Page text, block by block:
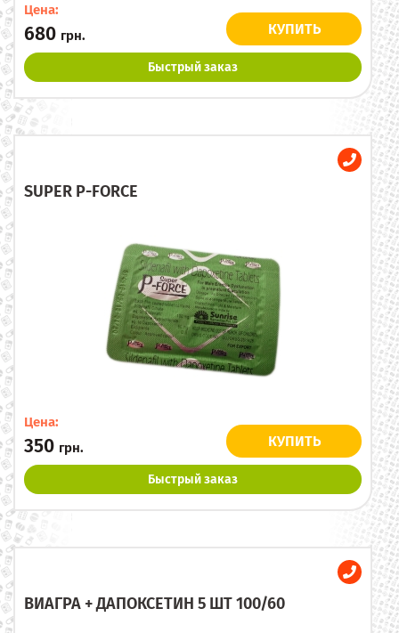
Цена:
680 грн. КУПИТЬ
Быстрый заказ
SUPER P-FORCE
Цена:
350 грн. КУПИТЬ
Быстрый заказ
ВИАГРА + ДАПОКСЕТИН 5 ШТ 100/60